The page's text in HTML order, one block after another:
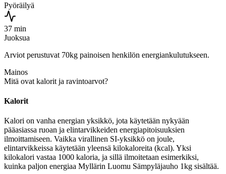
Pyöräilyä
37 min
Juoksua
Arviot perustuvat 70kg painoisen henkilön energiankulutukseen.
Mainos
Mitä ovat kalorit ja ravintoarvot?
Kalorit
Kalori on vanha energian yksikkö, jota käytetään nykyään
pääasiassa ruoan ja elintarvikkeiden energiapitoisuuksien
ilmoittamiseen. Vaikka virallinen SI-yksikkö on joule,
elintarvikkeissa käytetään yleensä kilokaloreita (kcal). Yksi
kilokalori vastaa 1000 kaloria, ja sillä ilmoitetaan esimerkiksi,
kuinka paljon energiaa Myllärin Luomu Sämpyläjauho 1kg sisältää.